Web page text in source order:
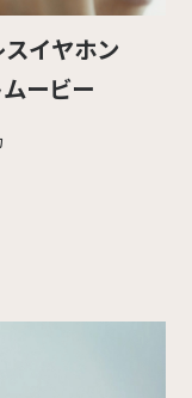
イヤホン
ービー